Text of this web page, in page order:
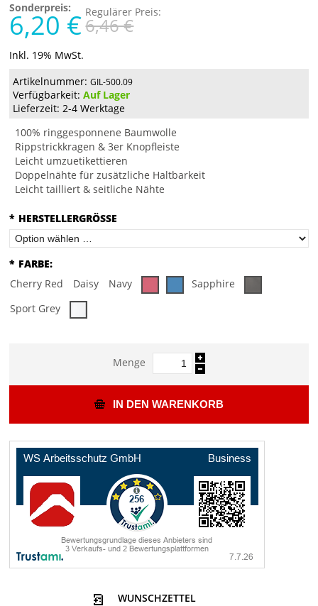
Sonderpreis:
6,20 € Regulärer Preis:
6,46 €
Inkl. 19% MwSt.
Artikelnummer: GIL-500.09
Verfügbarkeit:Auf Lager
Lieferzeit: 2-4 Werktage
100% ringgesponnene Baumwolle
Rippstrickkragen & 3er Knopfleiste
Leicht umzuetikettieren
Doppelnähte für zusätzliche Haltbarkeit
Leicht tailliert & seitliche Nähte
* HERSTELLERGRÖSSE
* FARBE:
Cherry Red
Daisy Navy
Sapphire
Sport Grey
Menge
IN DEN WARENKORB
WUNSCHZETTEL